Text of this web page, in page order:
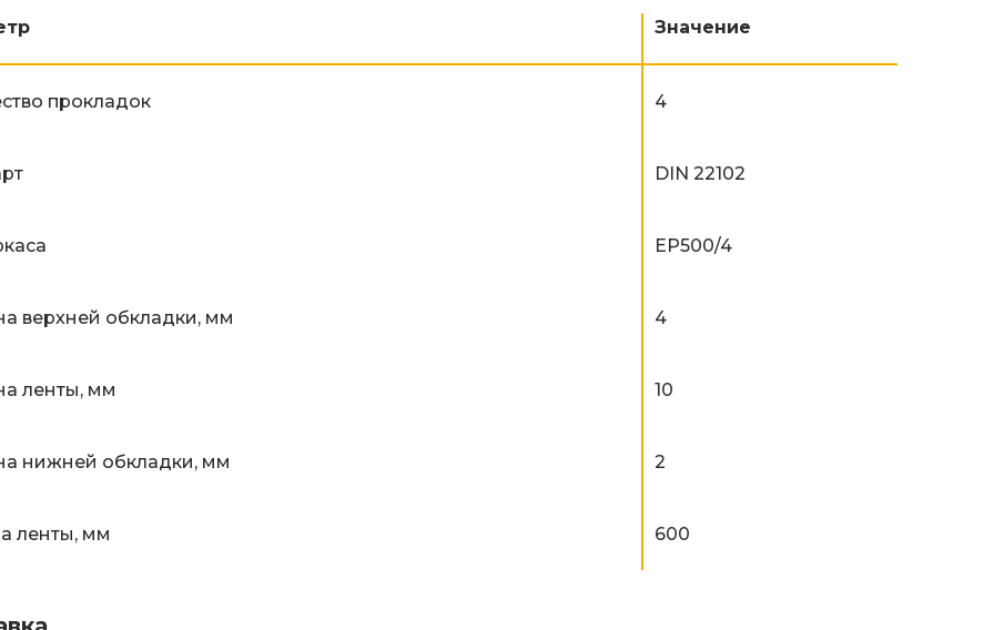
Значение
прокладок 4
DIN 22102
EP500/4
верхней обкладки, мм 4
ленты, мм 10
нижней обкладки, мм 2
ленты, мм 600